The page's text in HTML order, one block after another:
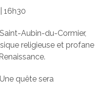
| 16h30
Aubin-du-Cormier,
religieuse et profane
quête sera